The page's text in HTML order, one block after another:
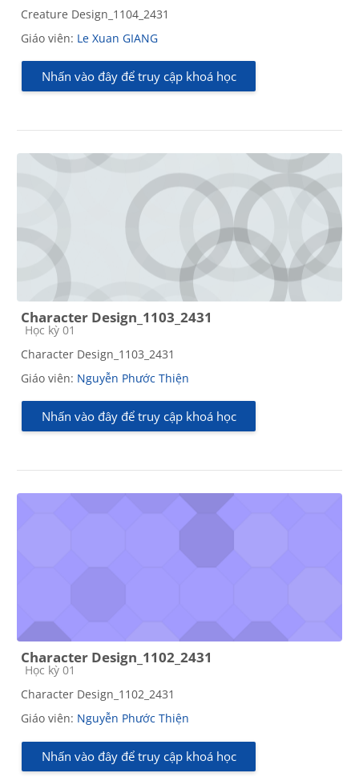
Creature Design_1104_2431
Giáo viên: Le Xuan GIANG
Nhấn vào đây để truy cập khoá học
Character Design_1103_2431
Các loại khóa học
Học kỳ 01
Character Design_1103_2431
Giáo viên: Nguyễn Phước Thiện
Nhấn vào đây để truy cập khoá học
Character Design_1102_2431
Các loại khóa học
Học kỳ 01
Character Design_1102_2431
Giáo viên: Nguyễn Phước Thiện
Nhấn vào đây để truy cập khoá học